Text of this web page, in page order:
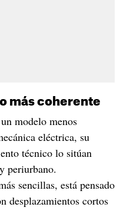
más coherente
modelo menos
eléctrica, su
técnico lo sitúan
periurbano.
sencillas, está pensado
desplazamientos cortos